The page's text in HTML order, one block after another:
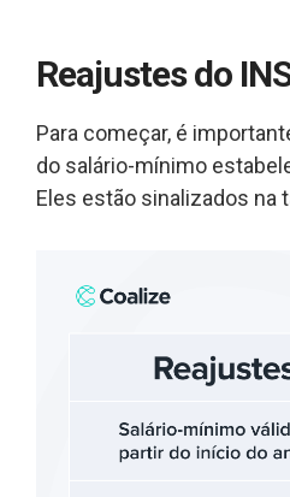
Reajustes do
Para começar, é
do salário-mínimo
Eles estão sinalizados na